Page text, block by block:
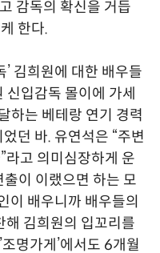
감독의 확신을 거듭
한다.
’ 김희원에 대한 배우들
입감독 몰이에 가세
하는 베테랑 연기 경력
던 바. 유연석은 “주변
라고 의미심장하게 운
출이 이랬으면 하는 모
이 배우니까 배우들의
해 김희원의 입꼬리를
명가게’에서도 6개월